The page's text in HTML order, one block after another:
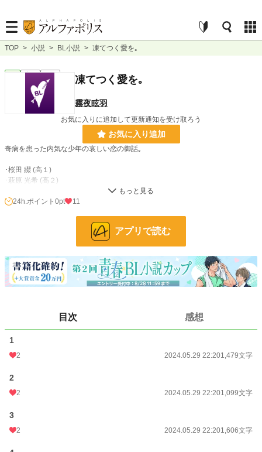
TOP > 小説 > BL小説 > 凍てつく愛を｡
完結 短編 凍てつく愛を｡
霧夜眩羽
お気に入りに追加して更新通知を受け取ろう
お気に入り追加
奇病を患った内気な少年の哀しい恋の御話｡
･桜田 綴 (高１)
･萩原 光希 (高２)
小説 228,755 位 / 228,755 件
31,415 位 / 31,415 件
24h.ポイント 0 pt
文字数 7,928
初回公開日時 2024.05.29 22:20
月間ポイント
年間ポイント
累計ポイント
24h.ポイント 0pt 11
アプリで読む
目次 感想
1
2 2024.05.29 22:201,479文字
2
2 2024.05.29 22:201,099文字
3
2 2024.05.29 22:201,606文字